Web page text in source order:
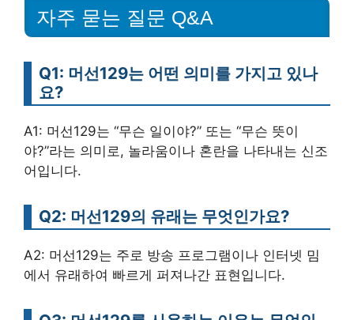
자주 묻는 질문 Q&A
Q1: 머선129는 어떤 의미를 가지고 있나
요?
A1: 머선129는 “무슨 일이야?” 또는 “무슨 뜻이
야?”라는 의미로, 놀라움이나 혼란을 나타내는 신조
어입니다.
Q2: 머선129의 유래는 무엇인가요?
A2: 머선129는 주로 방송 프로그램이나 인터넷 밈
에서 유래하여 빠르게 퍼져나간 표현입니다.